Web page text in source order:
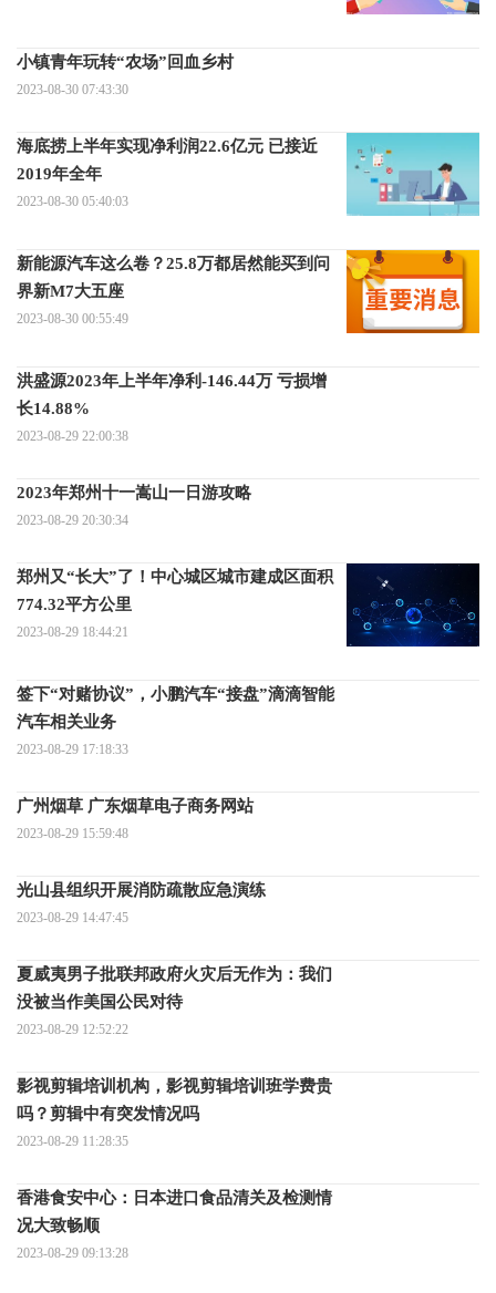
小镇青年玩转“农场”回血乡村
2023-08-30 07:43:30
海底捞上半年实现净利润22.6亿元 已接近
2019年全年
2023-08-30 05:40:03
新能源汽车这么卷？25.8万都居然能买到问
界新M7大五座
2023-08-30 00:55:49
洪盛源2023年上半年净利-146.44万 亏损增
长14.88%
2023-08-29 22:00:38
2023年郑州十一嵩山一日游攻略
2023-08-29 20:30:34
郑州又“长大”了！中心城区城市建成区面积
774.32平方公里
2023-08-29 18:44:21
签下“对赌协议”，小鹏汽车“接盘”滴滴智能
汽车相关业务
2023-08-29 17:18:33
广州烟草 广东烟草电子商务网站
2023-08-29 15:59:48
光山县组织开展消防疏散应急演练
2023-08-29 14:47:45
夏威夷男子批联邦政府火灾后无作为：我们
没被当作美国公民对待
2023-08-29 12:52:22
影视剪辑培训机构，影视剪辑培训班学费贵
吗？剪辑中有突发情况吗
2023-08-29 11:28:35
香港食安中心：日本进口食品清关及检测情
况大致畅顺
2023-08-29 09:13:28